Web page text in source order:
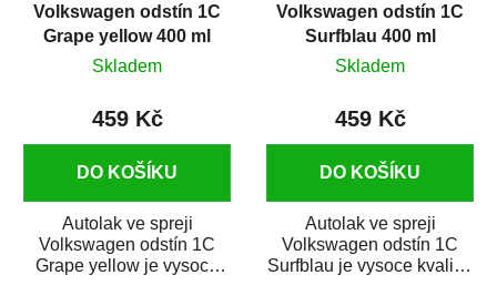
Volkswagen odstín 1C
Grape yellow 400 ml
Skladem
459 Kč
DO KOŠÍKU
Autolak ve spreji
Volkswagen odstín 1C
Grape yellow je vysoce
Volkswagen odstín 1C
Surfblau 400 ml
Skladem
459 Kč
DO KOŠÍKU
Autolak ve spreji
Volkswagen odstín 1C
Surfblau je vysoce kvalitní